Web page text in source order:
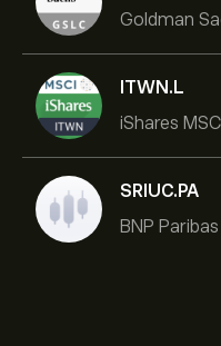
ITWN.L
SRIUC.PA